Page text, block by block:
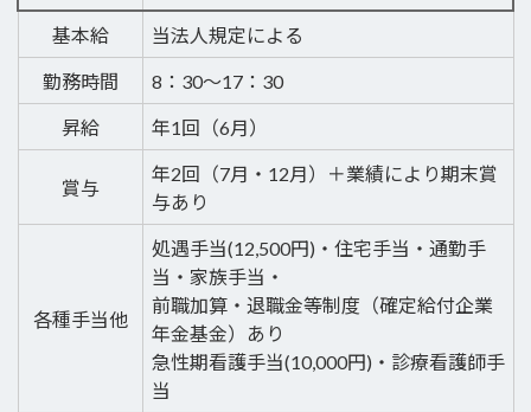
基本給 当法人規定による
勤務時間 8：30～17：30
昇給 年1回（6月）
賞与
年2回（7月・12月）＋業績により期末賞
与あり
各種手当他
処遇手当(12,500円)・住宅手当・通勤手
当・家族手当・
前職加算・退職金等制度（確定給付企業
年金基金）あり
急性期看護手当(10,000円)・診療看護師手
当